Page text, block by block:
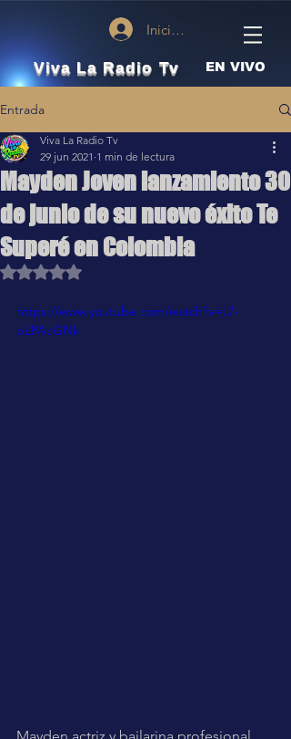
Iniciar sesión
Viva La Radio Tv EN VIVO
Entrada
Mayden Joven lanzamiento 30
de junio de su nuevo éxito Te
Superé en Colombia
Viva La Radio Tv
29 jun 2021 1 min de lectura
Obtuvo NaN de 5 estrellas.
https://www.youtube.com/watch?v=L7-
pLPAcGNk